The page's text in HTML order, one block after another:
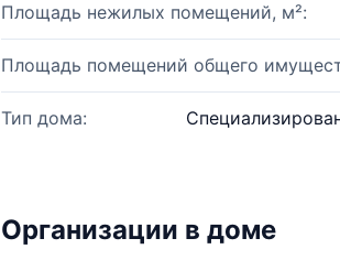
Площадь нежилых помещений, м²:
Площадь помещений общего
Тип дома:
Организации в доме